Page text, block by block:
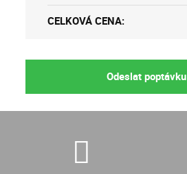
CELKOVÁ CENA:
Odeslat poptávku